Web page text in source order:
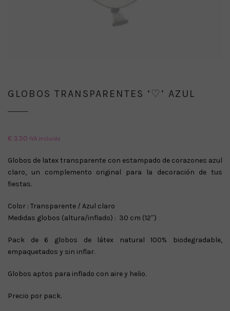
GLOBOS TRANSPARENTES ‘♡’ AZUL
€ 3.50 IVA Incluido
Globos de latex transparente con estampado de corazones azul
claro, un complemento original para la decoración de tus
fiestas.
Color : Transparente / Azul claro
Medidas globos (altura/inflado) : 30 cm (12″)
Pack de 6 globos de látex natural 100% biodegradable,
empaquetados y sin inflar.
Globos aptos para inflado con aire y helio.
Precio por pack.